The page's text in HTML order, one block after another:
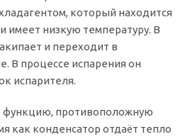
который находится
имеет низкую температуру. В
и переходит в
В процессе испарения он
испарителя.
функцию, противоположную
как конденсатор отдаёт тепло